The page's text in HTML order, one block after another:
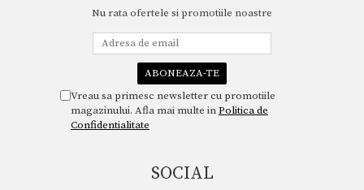
Nu rata ofertele si promotiile noastre
Vreau sa primesc newsletter cu promotiile
magazinului. Afla mai multe inPolitica de
Confidentialitate
SOCIAL